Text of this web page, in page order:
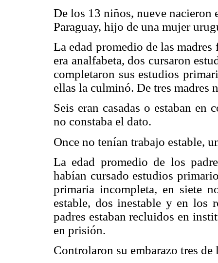
De los 13 niños, nueve
Paraguay, hijo de una mujer
La edad promedio de las
era analfabeta, dos cursaron
completaron sus estudios
ellas la culminó. De tres madres
Seis eran casadas o estaban en
no constaba el dato.
Once no tenían trabajo estable,
La edad promedio de los
habían cursado estudios
primaria incompleta, en siete
estable, dos inestable y en los
padres estaban recluidos en
en prisión.
Controlaron su embarazo tres de